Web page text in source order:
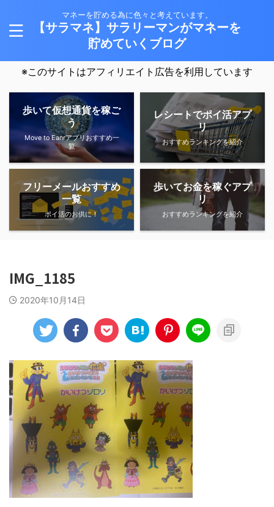
マネーを貯める為に色々と考えています。
【サラマネ】サラリーマンがマネーを
貯めていくブログ
※このサイトはアフィリエイト広告を利用しています
歩いて仮想通貨を稼ご
う
Move to Eanrアプリおすすめ一
覧
レシートでポイ活アプ
リ
おすすめランキングを紹介
フリーメールおすすめ
一覧
ポイ活のお供に！
歩いてお金を稼ぐアプ
リ
おすすめランキングを紹介
IMG_1185
2020年10月14日